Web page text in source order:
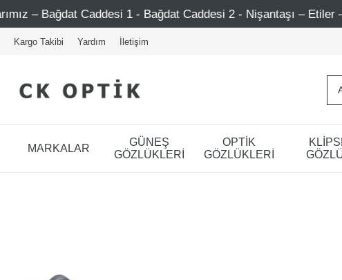
Caddesi 1 - Bağdat Caddesi 2 - Nişantaşı – Etiler – Ataşehir
Kargo Takibi Yardım İletişim
MARKALAR
GÜNEŞ
GÖZLÜKLERİ
OPTİK
GÖZLÜKLERİ